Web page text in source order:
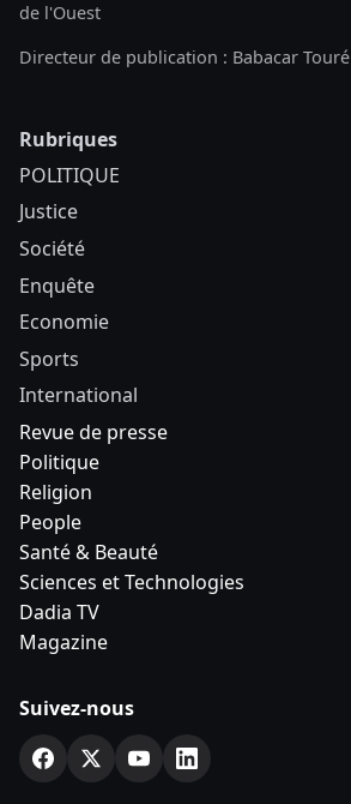
de l'Ouest
Directeur de publication : Babacar Touré
Rubriques
POLITIQUE
Justice
Société
Enquête
Economie
Sports
International
Revue de presse
Politique
Religion
People
Santé & Beauté
Sciences et Technologies
Dadia TV
Magazine
Suivez-nous